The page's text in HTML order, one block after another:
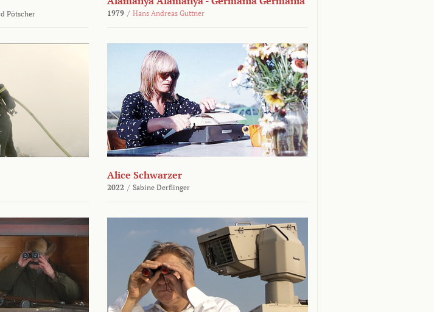
Pötscher 1979 / Hans Andreas Guttner
Alice Schwarzer
2022 / Sabine Derflinger